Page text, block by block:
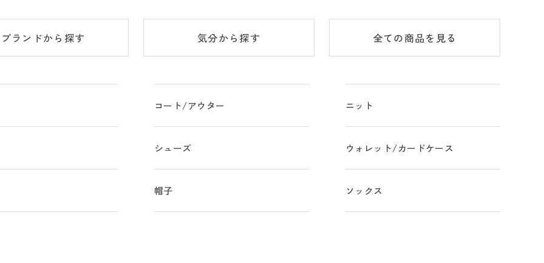
ブランドから探す 気分から探す 全ての商品を見る
コート/アウター ニット
シューズ ウォレット/カードケース
帽子 ソックス